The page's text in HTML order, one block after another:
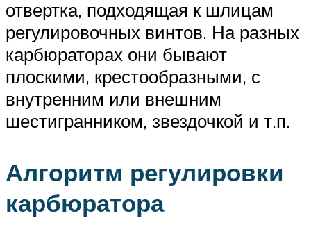
отвертка, подходящая к шлицам
регулировочных винтов. На разных
карбюраторах они бывают
плоскими, крестообразными, с
внутренним или внешним
шестигранником, звездочкой и т.п.
Алгоритм регулировки
карбюратора